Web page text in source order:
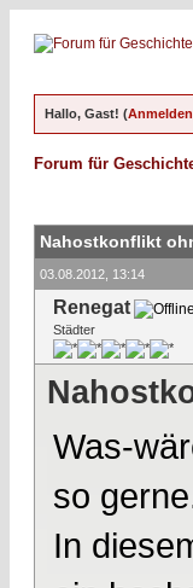
Hallo, Gast! (Anmelden
Forum für
Nahostkonflikt
03.08.2012, 13:14
Renegat
Städter
Was-
so
In